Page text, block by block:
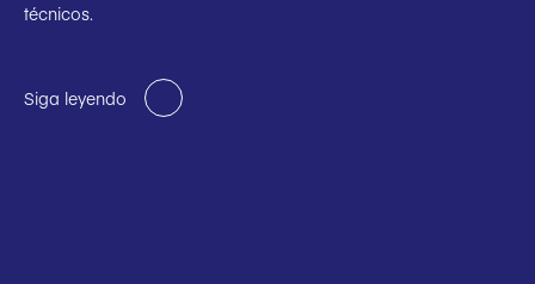
técnicos.
Siga leyendo